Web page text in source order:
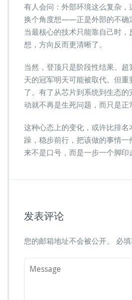
有人会问：外部环境这么复杂
换个角度想——正是外部的不确
当最核心的技术只能靠自己时
想，方向反而更清晰了。
当然，登顶只是阶段性结果。
天的冠军明天可能被取代。但
了。有了从芯片到系统到生态
动就不再是生死问题，而只是正
这种心态上的变化，或许比排名
躁，稳步前行，把该做的事情
来不是口号，而是一步一个脚印
发表评论
您的邮箱地址不会被公开。 必